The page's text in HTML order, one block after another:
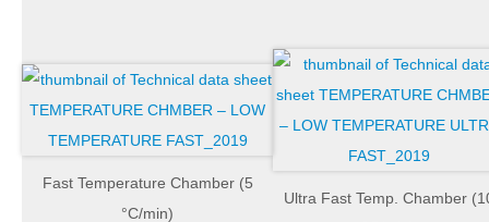
Fast Temperature Chamber (5
°C/min)
Ultra Fast Temp. Chamber